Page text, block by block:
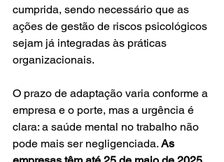
cumprida, sendo necessário que as
ações de gestão de riscos psicológicos
sejam já integradas às práticas
organizacionais.
O prazo de adaptação varia conforme a
empresa e o porte, mas a urgência é
clara: a saúde mental no trabalho não
pode mais ser negligenciada. As